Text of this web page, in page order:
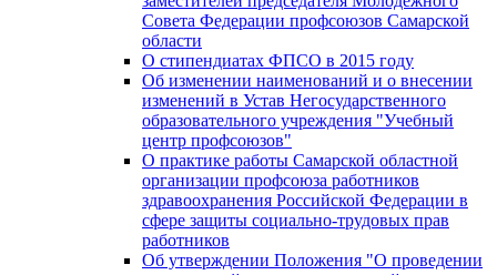
Совета Федерации профсоюзов Самарской
области
О стипендиатах ФПСО в 2015 году
Об изменении наименований и о внесении
изменений в Устав Негосударственного
образовательного учреждения "Учебный
центр профсоюзов"
О практике работы Самарской областной
организации профсоюза работников
здравоохранения Российской Федерации в
сфере защиты социально-трудовых прав
работников
Об утверждении Положения "О проведении